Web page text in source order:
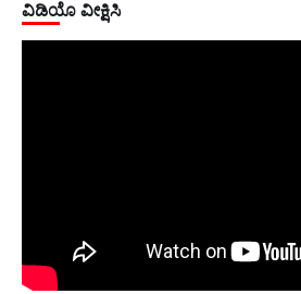
ವಿಡಿಯೊ ವೀಕ್ಷಿಸಿ